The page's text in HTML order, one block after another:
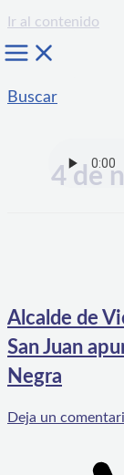
Ir al contenido
Buscar
4 de
Alcalde de
San Juan
Negra
Deja un